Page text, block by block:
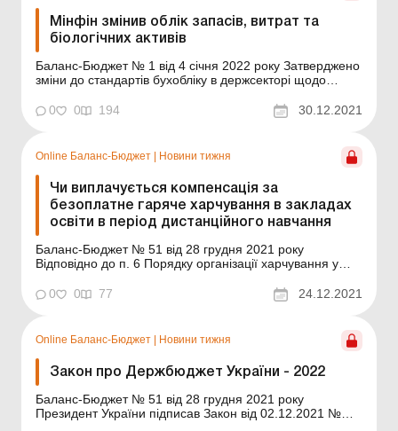
Мінфін змінив облік запасів, витрат та
біологічних активів
Баланс-Бюджет № 1 від 4 січня 2022 року Затверджено
зміни до стандартів бухобліку в держсекторі щодо
сферу дії НП(С)БОДС 123 «Запаси», затвердженого
наказом Мінфіну від 12.10.2010 № 1202. Відтепер його
0 0 194 30.12.2021
Online Баланс-Бюджет | Новини тижня
Чи виплачується компенсація за
безоплатне гаряче харчування в закладах
освіти в період дистанційного навчання
Баланс-Бюджет № 51 від 28 грудня 2021 року
Відповідно до п. 6 Порядку організації харчування у
відпочинку, затвердженого постановою КМУ від
24.03.2021 № 305 (далі – Постанова № 305),
закладах осв...
0 0 77 24.12.2021
Online Баланс-Бюджет Новини тижня
Закон про Держбюджет України - 2022
Баланс-Бюджет № 51 від 28 грудня 2021 року
Президент України підписав Закон від 02.12.2021 №